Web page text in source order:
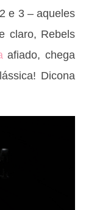
e 3 – aqueles
claro, Rebels
afiado, chega
Dicona